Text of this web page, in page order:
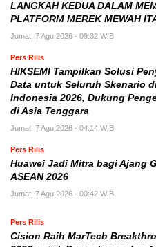
LANGKAH KEDUA DALAM
PLATFORM MEREK MEWAH
Jumat, 7 Agu 2026 - 09:32 WIB
Pers Rilis
HIKSEMI Tampilkan Solusi
Data untuk Seluruh Skenario
Indonesia 2026, Dukung
di Asia Tenggara
Jumat, 7 Agu 2026 - 04:14 WIB
Pers Rilis
Huawei Jadi Mitra bagi Ajang
ASEAN 2026
Jumat, 7 Agu 2026 - 00:42 WIB
Pers Rilis
Cision Raih MarTech